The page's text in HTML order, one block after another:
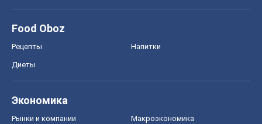
Food Oboz
Рецепты Напитки
Диеты
Экономика
Рынки и компании Mакроэкономика